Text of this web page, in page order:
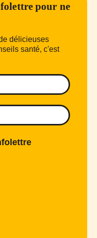
pour ne
délicieuses
santé, c'est